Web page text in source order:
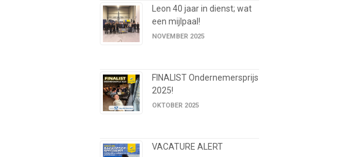
Leon 40 jaar in dienst; wat
een mijlpaal!
NOVEMBER 2025
FINALIST Ondernemersprijs
2025!
OKTOBER 2025
VACATURE ALERT